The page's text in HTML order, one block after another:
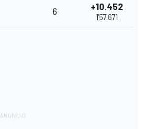
6 +10.452
1'57.671